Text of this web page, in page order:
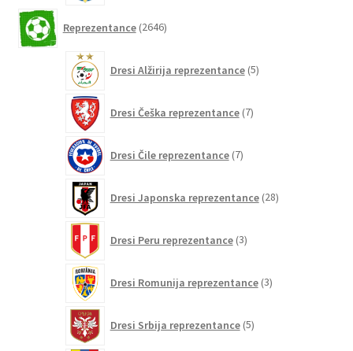
Reprezentance 2646izdelkov
Dresi Alžirija reprezentance 5izdelkov
Dresi Češka reprezentance 7izdelkov
Dresi Čile reprezentance 7izdelkov
Dresi Japonska reprezentance 28izdelkov
Dresi Peru reprezentance 3izdelki
Dresi Romunija reprezentance 3izdelki
Dresi Srbija reprezentance 5izdelkov